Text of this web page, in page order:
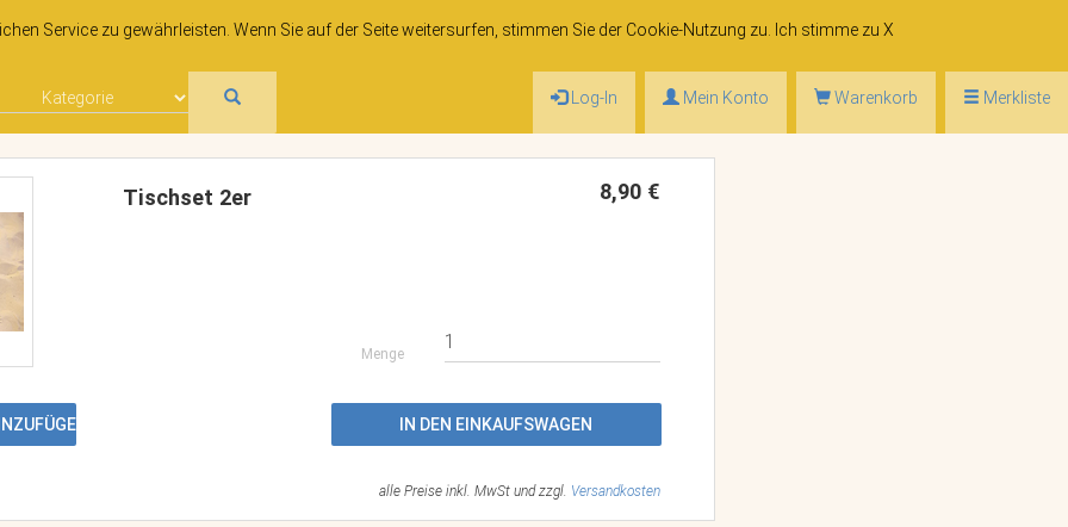
Service zu gewährleisten. Wenn Sie auf der Seite weitersurfen, stimmen Sie der Cookie-Nutzung zu. Ich stimme zu X
Log-In Mein Konto Warenkorb Merkliste
Tischset 2er 8,90 €
Menge
IN DEN EINKAUFSWAGEN
alle Preise inkl. MwSt und zzgl. Versandkosten